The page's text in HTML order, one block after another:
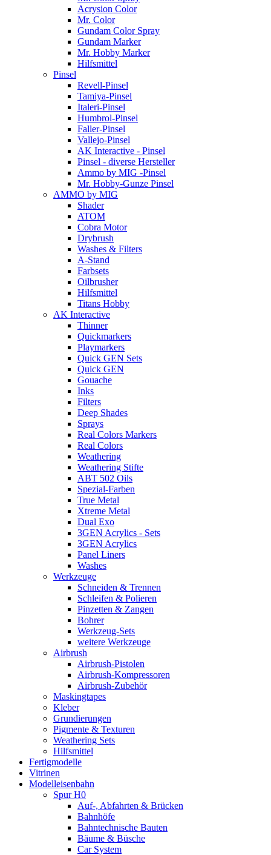
Acrysion Color
Mr. Color
Gundam Color Spray
Gundam Marker
Mr. Hobby Marker
Hilfsmittel
Pinsel
Revell-Pinsel
Tamiya-Pinsel
Italeri-Pinsel
Humbrol-Pinsel
Faller-Pinsel
Vallejo-Pinsel
AK Interactive - Pinsel
Pinsel - diverse Hersteller
Ammo by MIG -Pinsel
Mr. Hobby-Gunze Pinsel
AMMO by MIG
Shader
ATOM
Cobra Motor
Drybrush
Washes & Filters
A-Stand
Farbsets
Oilbrusher
Hilfsmittel
Titans Hobby
AK Interactive
Thinner
Quickmarkers
Playmarkers
Quick GEN Sets
Quick GEN
Gouache
Inks
Filters
Deep Shades
Sprays
Real Colors Markers
Real Colors
Weathering
Weathering Stifte
ABT 502 Oils
Spezial-Farben
True Metal
Xtreme Metal
Dual Exo
3GEN Acrylics - Sets
3GEN Acrylics
Panel Liners
Washes
Werkzeuge
Schneiden & Trennen
Schleifen & Polieren
Pinzetten & Zangen
Bohrer
Werkzeug-Sets
weitere Werkzeuge
Airbrush
Airbrush-Pistolen
Airbrush-Kompressoren
Airbrush-Zubehör
Maskingtapes
Kleber
Grundierungen
Pigmente & Texturen
Weathering Sets
Hilfsmittel
Fertigmodelle
Vitrinen
Modelleisenbahn
Spur H0
Auf-, Abfahrten & Brücken
Bahnhöfe
Bahntechnische Bauten
Bäume & Büsche
Car System